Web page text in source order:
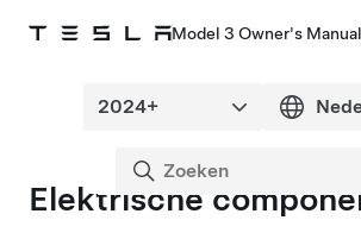
Model 3 Owner's Manual
Elektrische